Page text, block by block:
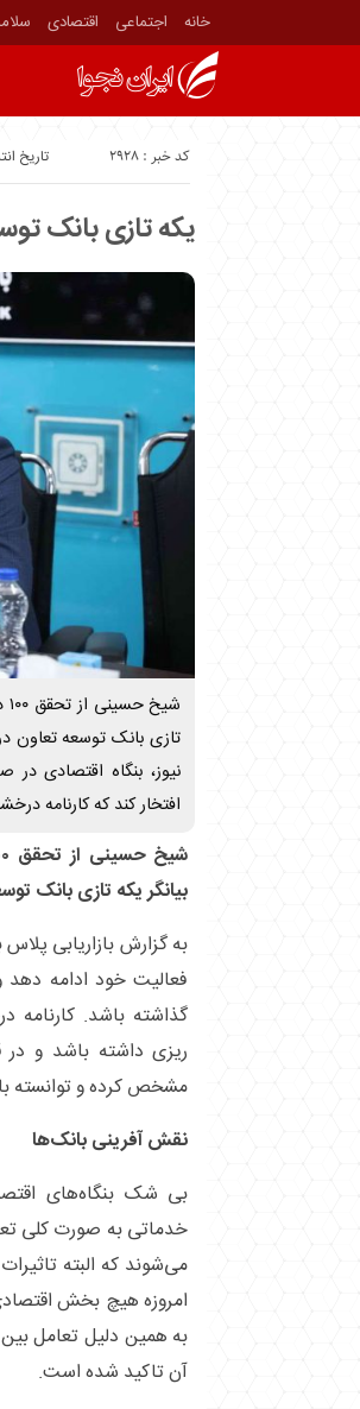
خانه اجتماعی اقتصادی
تاریخ انتشار : کد خبر : 2928
یکه تازی بانک
تازی بانک توسعه تعاون
نیوز، بنگاه اقتصادی
افتخار کند که کارنامه
بیانگر یکه تازی بانک
به گزارش بازاریابی
فعالیت خود ادامه دهد
گذاشته باشد. کارنامه
ریزی داشته باشد و در
مشخص کرده و توانسته
نقش آفرینی بانک‌ها
بی شک بنگاه‌های
خدماتی به صورت کلی
می‌شوند که البته
امروزه هیچ بخش
به همین دلیل تعامل
آن تاکید شده است.